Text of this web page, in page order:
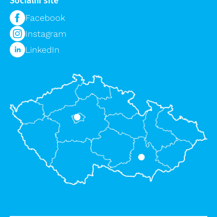
Regálové systémy
Modulární organizační vozík MPO
Lešení výprodej
Facebook
Instagram
LinkedIn